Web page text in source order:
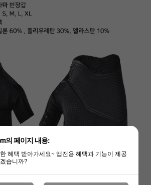
하세요!
의 페이지 내용:
혜택 받아가세요~ 앱전용 혜택과 기능이 제공
습니까?